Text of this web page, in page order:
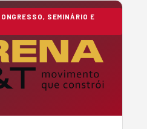
Muenc…
SEMINÁRIO E